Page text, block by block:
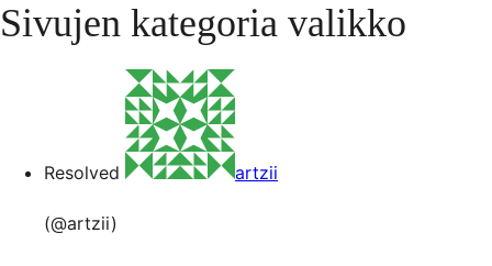
Sivujen kategoria valikko
Resolved artzii
(@artzii)